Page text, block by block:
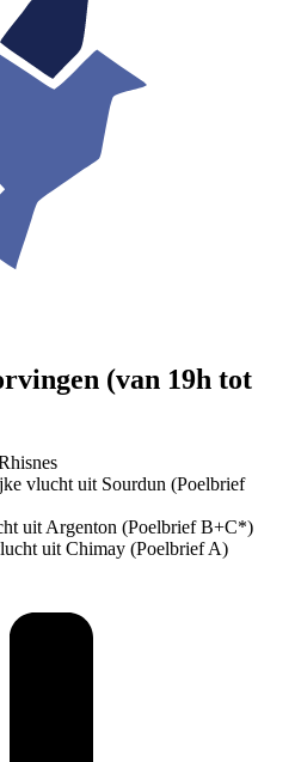
(van 19h tot
vlucht uit Sourdun (Poelbrief
uit Argenton (Poelbrief B+C*)
uit Chimay (Poelbrief A)